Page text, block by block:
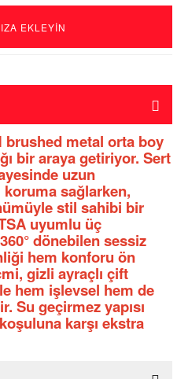
EKLEYİN
brushed metal orta boy
bir araya getiriyor. Sert
uzun
sağlarken,
stil sahibi bir
uyumlu üç
dönebilen sessiz
hem konforu ön
gizli ayraçlı çift
hem işlevsel hem de
Su geçirmez yapısı
karşı ekstra